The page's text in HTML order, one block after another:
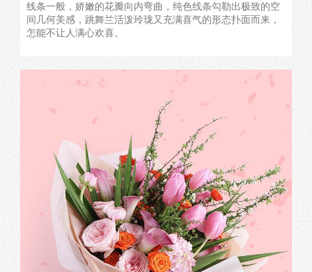
线条一般，娇嫩的花瓣向内弯曲，纯色线条勾勒出极致的空
间几何美感，跳舞兰活泼玲珑又充满喜气的形态扑面而来，
怎能不让人满心欢喜。